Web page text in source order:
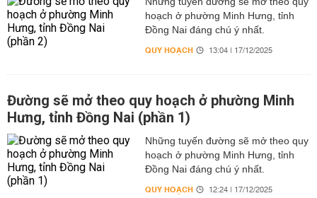
hoạch ở phường Minh Hưng, tỉnh
Đồng Nai đáng chú ý nhất.
QUY HOẠCH 13:04 | 17/12/2025
Đường sẽ mở theo quy hoạch ở phường Minh
Hưng, tỉnh Đồng Nai (phần 1)
Những tuyến đường sẽ mở theo quy
hoạch ở phường Minh Hưng, tỉnh
Đồng Nai đáng chú ý nhất.
QUY HOẠCH 12:24 | 17/12/2025